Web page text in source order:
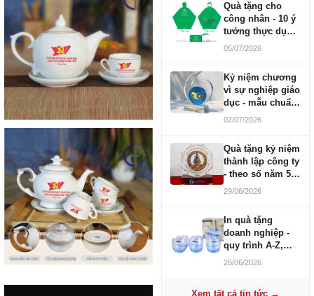
Quà tặng cho
công nhân - 10 ý
tưởng thực dụng
ngân sách 100-
05/07/2026
Kỷ niệm chương
vì sự nghiệp giáo
dục - mẫu chuẩn
2026
02/07/2026
Quà tặng kỷ niệm
thành lập công ty
- theo số năm 5,
10, 20, 30, 50
29/06/2026
In quà tặng
doanh nghiệp -
quy trình A-Z,
báo giá và thời
26/06/2026
Xem tất cả tin tức →